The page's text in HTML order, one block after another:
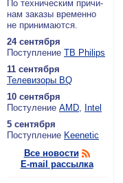
По тех­ни­че­ским при­чи­
нам за­ка­зы вре­мен­но
не при­ни­ма­ют­ся.
24 сентября
По­ступ­ле­ние ТВ Philips
11 сентября
Теле­ви­зо­ры BQ
10 сентября
По­сту­ле­ние AMD, Intel
5 сентября
По­ступ­ле­ние Keenetic
Все новости
E-mail рассылка